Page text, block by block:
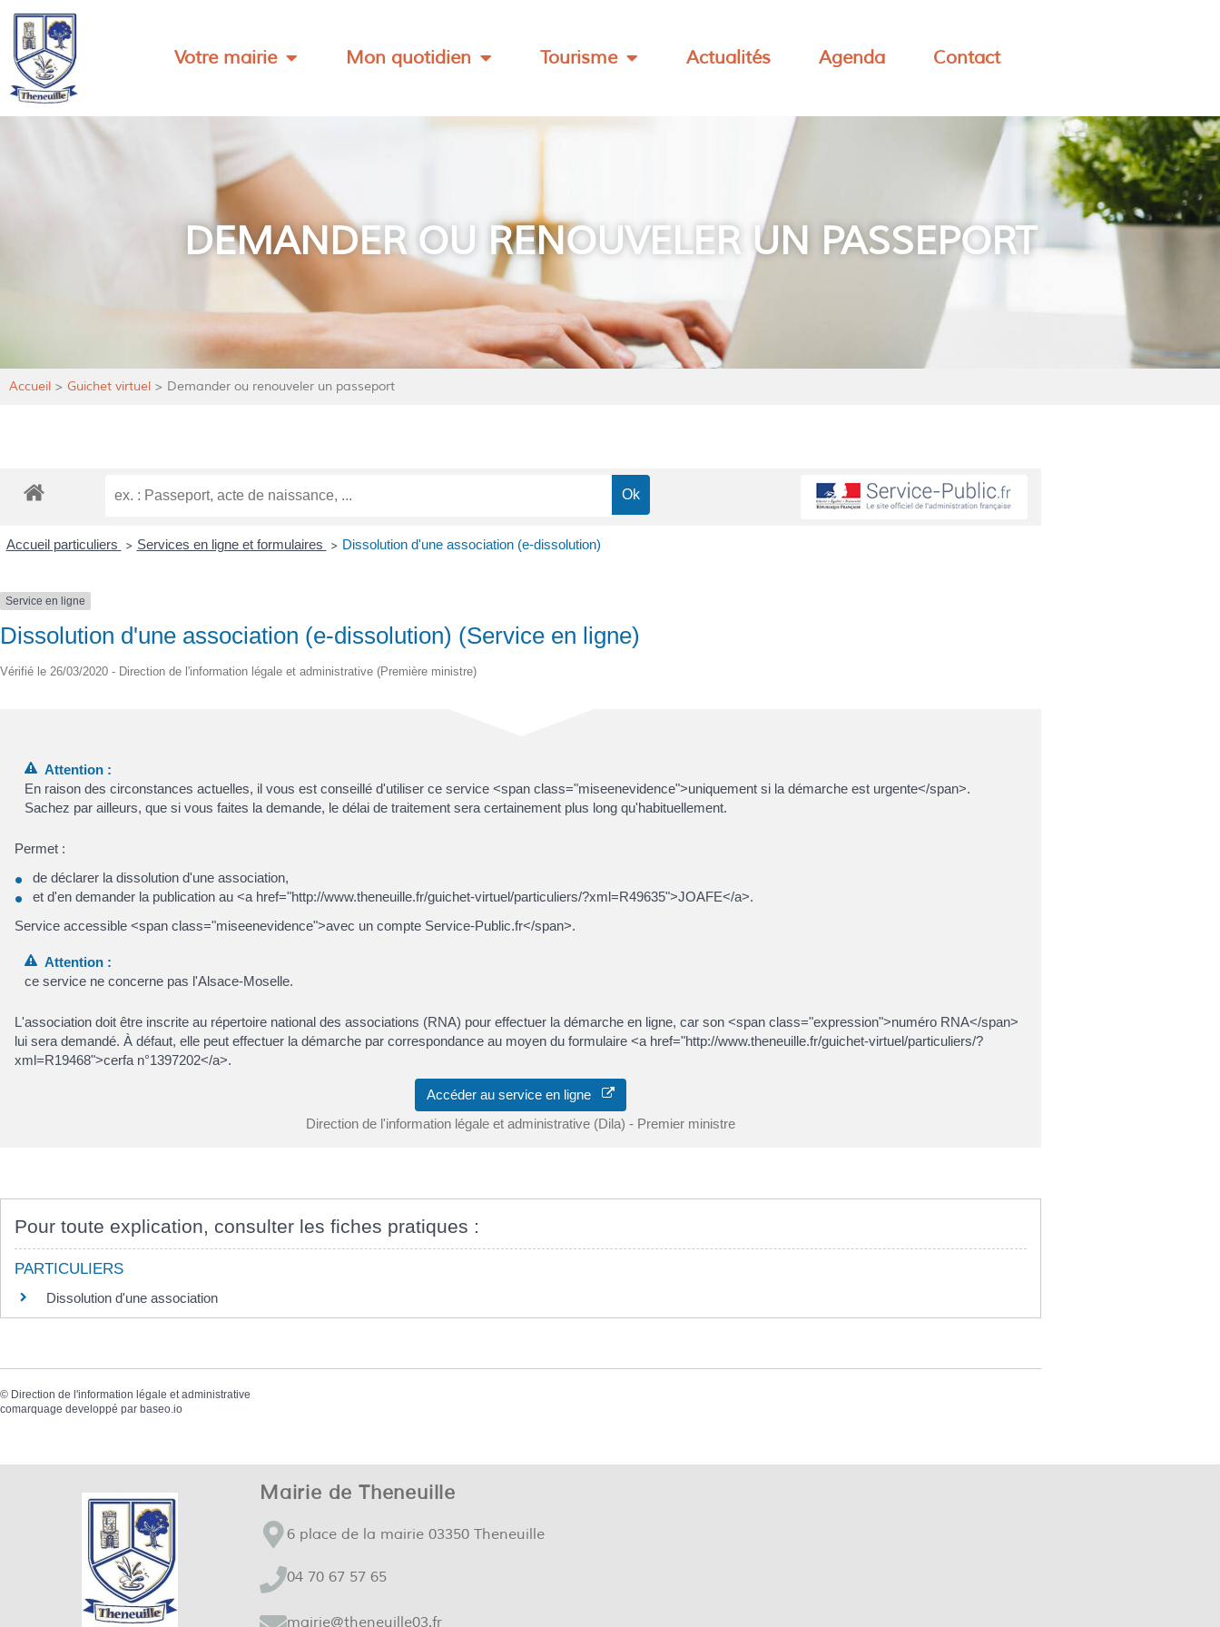
Votre mairie Mon quotidien Tourisme Actualités Agenda Contact
DEMANDER OU RENOUVELER UN PASSEPORT
Accueil > Guichet virtuel > Demander ou renouveler un passeport
Accueil particuliers > Services en ligne et formulaires > Dissolution d'une association (e-dissolution)
Service en ligne
Dissolution d'une association (e-dissolution) (Service en ligne)
Vérifié le 26/03/2020 - Direction de l'information légale et administrative (Première ministre)
Attention :
En raison des circonstances actuelles, il vous est conseillé d'utiliser ce service <span class="miseenevidence">uniquement si la démarche est urgente</span>.
Sachez par ailleurs, que si vous faites la demande, le délai de traitement sera certainement plus long qu'habituellement.
Permet :
de déclarer la dissolution d'une association,
et d'en demander la publication au <a href="http://www.theneuille.fr/guichet-virtuel/particuliers/?xml=R49635">JOAFE</a>.
Service accessible <span class="miseenevidence">avec un compte Service-Public.fr</span>.
Attention :
ce service ne concerne pas l'Alsace-Moselle.
L'association doit être inscrite au répertoire national des associations (RNA) pour effectuer la démarche en ligne, car son <span class="expression">numéro RNA</span>
lui sera demandé. À défaut, elle peut effectuer la démarche par correspondance au moyen du formulaire <a href="http://www.theneuille.fr/guichet-virtuel/particuliers/?
xml=R19468">cerfa n°1397202</a>.
Accéder au service en ligne
Direction de l'information légale et administrative (Dila) - Premier ministre
Pour toute explication, consulter les fiches pratiques :
PARTICULIERS
Dissolution d'une association
© Direction de l'information légale et administrative
comarquage developpé par baseo.io
Mairie de Theneuille
6 place de la mairie 03350 Theneuille
04 70 67 57 65
mairie@theneuille03.fr